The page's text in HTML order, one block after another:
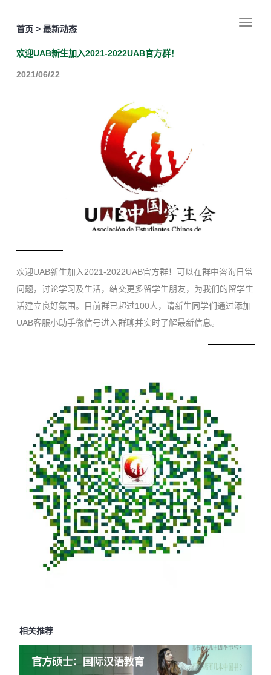
首页 > 最新动态
欢迎UAB新生加入2021-2022UAB官方群！
2021/06/22
欢迎UAB新生加入2021-2022UAB官方群！可以在群中咨询日常
问题，讨论学习及生活，结交更多留学生朋友，为我们的留学生
活建立良好氛围。目前群已超过100人，请新生同学们通过添加
UAB客服小助手微信号进入群聊并实时了解最新信息。
相关推荐